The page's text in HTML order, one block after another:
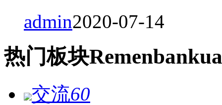
admin2020-07-14
热门板块Remen
交流60